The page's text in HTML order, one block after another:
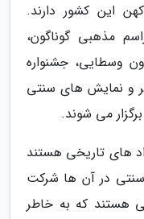
این کشور دارند.
مذهبی گوناگون،
وسطایی، جشنواره
و نمایش های سنتی
می شوند.
های تاریخی هستند
در آن ها شرکت
هستند که به خاطر